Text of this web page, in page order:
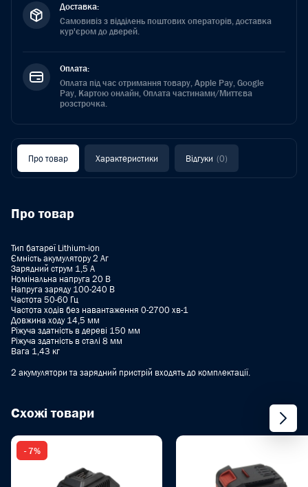
Доставка:
Самовивіз з відділень поштових операторів, доставка
кур'єром до дверей.
Оплата:
Оплата під час отримання товару, Apple Pay, Google
Pay, Картою онлайн, Оплата частинами/Миттєва
розстрочка.
Про товар Характеристики Відгуки (0)
Про товар
Тип батареї Lithium-ion
Ємність акумулятору 2 Аг
Зарядний струм 1,5 А
Номінальна напруга 20 В
Напруга заряду 100-240 В
Частота 50-60 Гц
Частота ходів без навантаження 0-2700 хв-1
Довжина ходу 14,5 мм
Ріжуча здатність в дереві 150 мм
Ріжуча здатність в сталі 8 мм
Вага 1,43 кг
2 акумулятори та зарядний пристрій входять до комплектації.
Схожі товари
- 7%